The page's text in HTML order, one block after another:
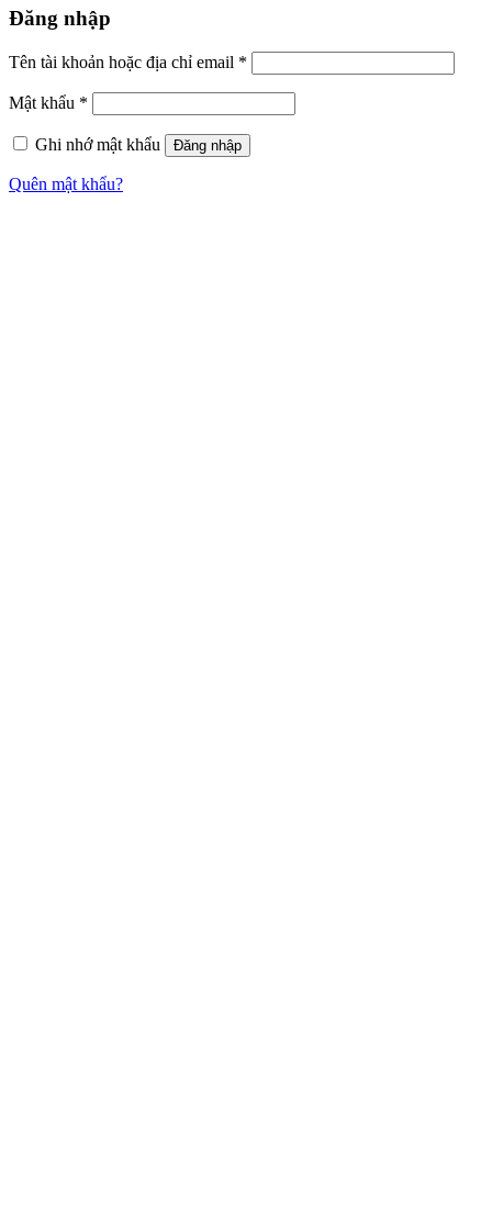
Đăng nhập
Tên tài khoản hoặc địa chỉ email *
Mật khẩu *
Ghi nhớ mật khẩu Đăng nhập
Quên mật khẩu?